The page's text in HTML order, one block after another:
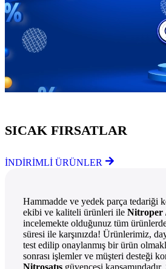
SICAK FIRSATLAR
İNDİRİMLİ ÜRÜNLER
Hammadde ve yedek parça tedariği
ekibi ve kaliteli ürünleri ile Nitroper
incelemekte olduğunuz tüm
süresi ile karşınızda! Ürünlerimiz,
test edilip onaylanmış bir ürün
sonrası işlemler ve müşteri desteği